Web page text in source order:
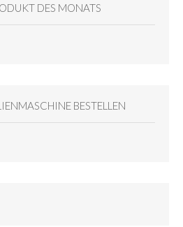
DES MONATS
BESTELLEN